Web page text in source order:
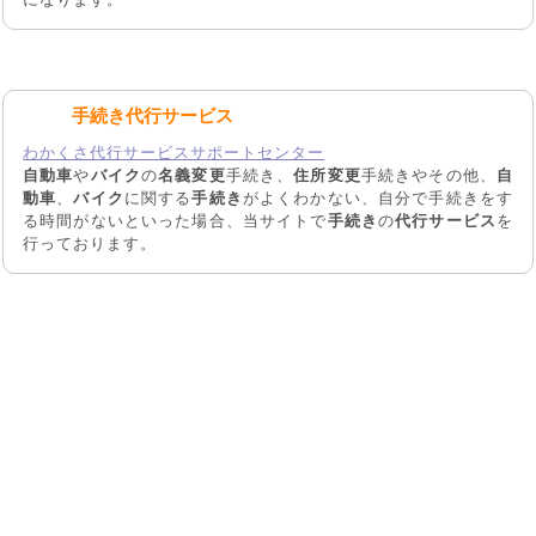
手続き代行サービス
わかくさ代行サービスサポートセンター
自動車やバイク の名義変更手続き、住所変更手続きやその他、 自
動車、バイク に関する手続き がよくわかない、自分で手続きをす
る時間がないといった場合、当サイトで手続き の代行サービス を
行っております。